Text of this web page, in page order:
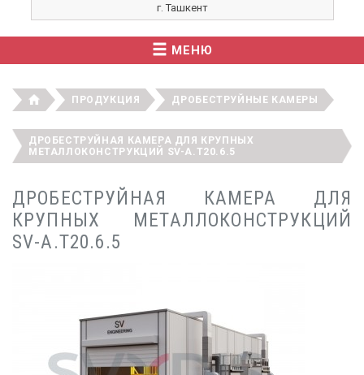
г. Ташкент
МЕНЮ
ПРОДУКЦИЯ ДРОБЕСТРУЙНЫЕ КАМЕРЫ
ДРОБЕСТРУЙНАЯ КАМЕРА ДЛЯ КРУПНЫХ
МЕТАЛЛОКОНСТРУКЦИЙ SV-A.T20.6.5
ДРОБЕСТРУЙНАЯ КАМЕРА ДЛЯ
КРУПНЫХ МЕТАЛЛОКОНСТРУКЦИЙ
SV-A.T20.6.5